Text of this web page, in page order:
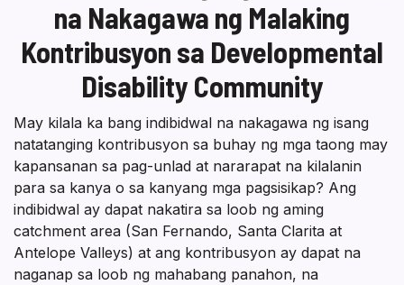
na Nakagawa ng Malaking
Kontribusyon sa Developmental
Disability Community
May kilala ka bang indibidwal na nakagawa ng isang
natatanging kontribusyon sa buhay ng mga taong may
kapansanan sa pag-unlad at nararapat na kilalanin
para sa kanya o sa kanyang mga pagsisikap? Ang
indibidwal ay dapat nakatira sa loob ng aming
catchment area (San Fernando, Santa Clarita at
Antelope Valleys) at ang kontribusyon ay dapat na
naganap sa loob ng mahabang panahon, na